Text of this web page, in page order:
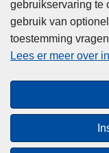
Gent.
dienst
Start
gebruikservaring te
gebruik van
toestemming
Lees er meer over